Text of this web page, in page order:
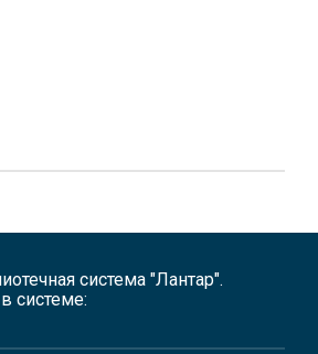
система "Лантар".
системе: